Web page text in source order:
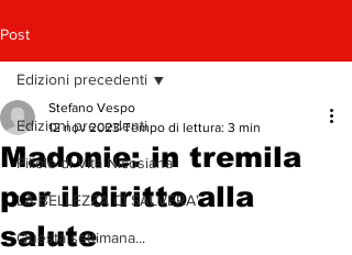
Post
Edizioni precedenti
Pillole di Vita Nicosiana
LA BELLEZZA CI SALVERA'
Questa settimana...
Edizioni precedenti
Madonie: in tremila
per il diritto alla
salute
Stefano Vespo
12 nov 2023 Tempo di lettura: 3 min